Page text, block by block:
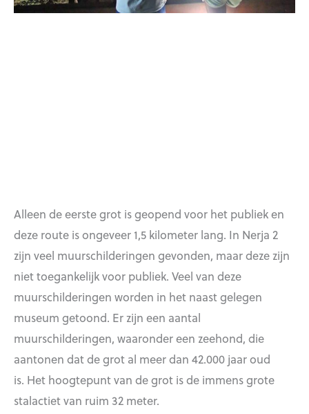
Alleen de eerste grot is geopend voor het publiek en
deze route is ongeveer 1,5 kilometer lang. In Nerja 2
zijn veel muurschilderingen gevonden, maar deze zijn
niet toegankelijk voor publiek. Veel van deze
muurschilderingen worden in het naast gelegen
museum getoond. Er zijn een aantal
muurschilderingen, waaronder een zeehond, die
aantonen dat de grot al meer dan 42.000 jaar oud
is. Het hoogtepunt van de grot is de immens grote
stalactiet van ruim 32 meter.